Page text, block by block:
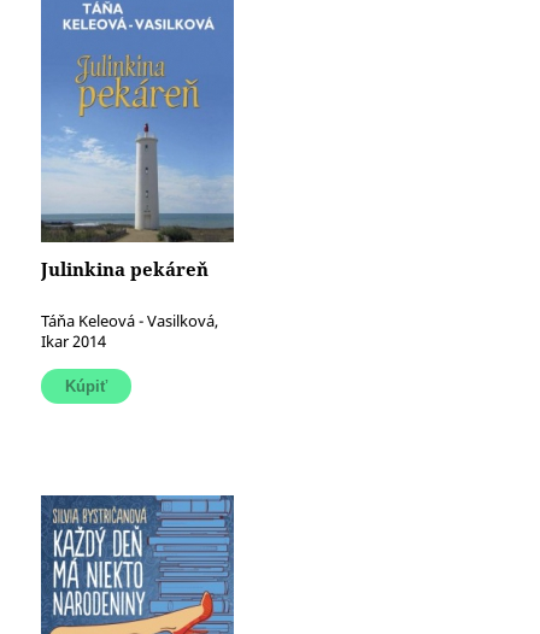
Julinkina pekáreň
Táňa Keleová - Vasilková,
Ikar 2014